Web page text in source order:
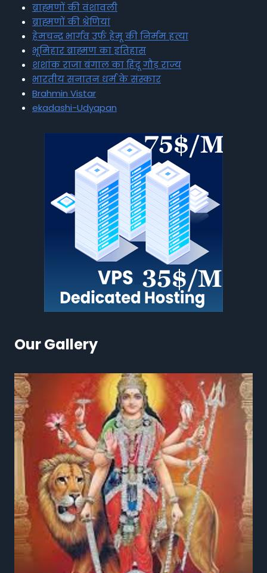
ब्राह्मणों की वंशावली
ब्राह्मणों की श्रेणियां
हेमचन्द्र भार्गव उर्फ हेमू की निर्मम हत्या
भूमिहार ब्राह्मण का इतिहास
शशांक राजा बंगाल का हिंदू गौड़ राज्य
भारतीय सनातन धर्म के संस्कार
Brahmin Vistar
ekadashi-Udyapan
Our Gallery